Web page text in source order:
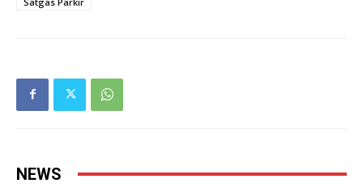
NEWS